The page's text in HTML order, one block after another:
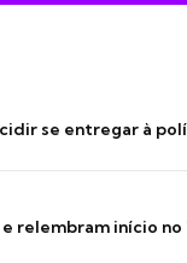
se entregar à
e relembram início